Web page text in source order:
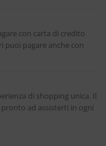
con carta di credito
puoi pagare anche con
di shopping unica. Il
ad assisterti in ogni